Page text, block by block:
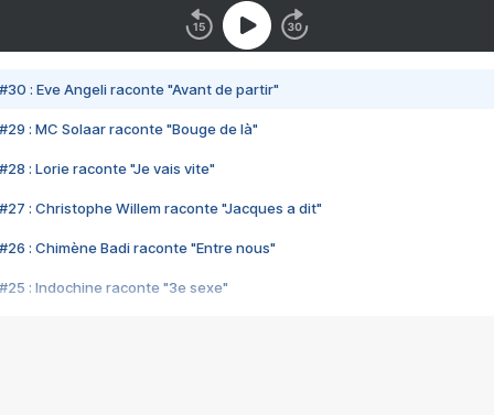
#30 : Eve Angeli raconte "Avant de partir"
#29 : MC Solaar raconte "Bouge de là"
#28 : Lorie raconte "Je vais vite"
#27 : Christophe Willem raconte "Jacques a dit"
#26 : Chimène Badi raconte "Entre nous"
#25 : Indochine raconte "3e sexe"